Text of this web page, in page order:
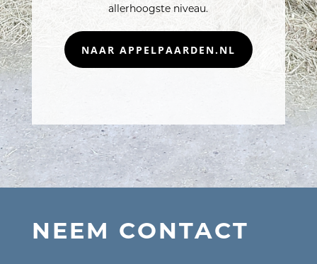
allerhoogste niveau.
NAAR APPELPAARDEN.NL
NEEM CONTACT